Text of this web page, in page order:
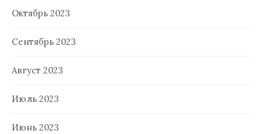
Октябрь 2023
Сентябрь 2023
Август 2023
Июль 2023
Июнь 2023